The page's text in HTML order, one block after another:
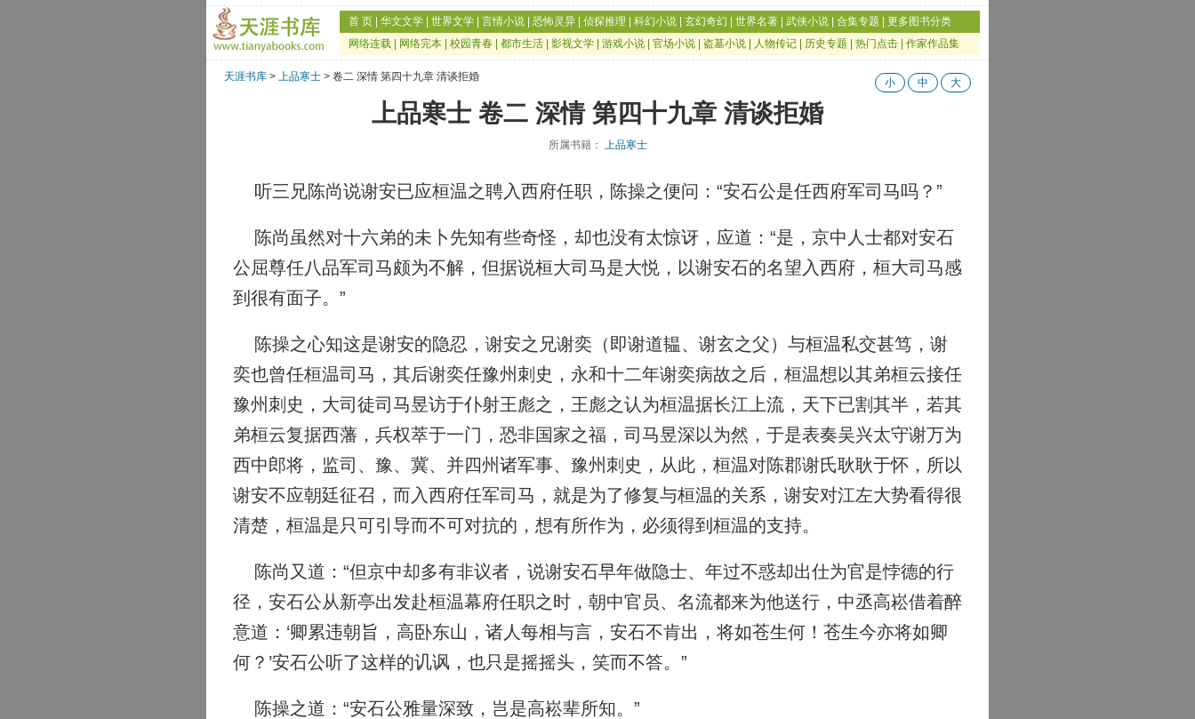
首 页 华文文学 世界文学 言情小说 恐怖灵异 侦探推理 科幻小说 玄幻奇幻 世界名著 武侠小说 合集专题
更多图书分类
网络连载
网络完本 校园青春 都市生活 影视文学 游戏小说 官场小说 盗墓小说 人物传记 历史专题 热门点击 作家作品集
天涯书库 > 上品寒士 > 卷二 深情 第四十九章 清谈拒婚 小 中 大
上品寒士 卷二 深情 第四十九章 清谈拒婚
所属书籍： 上品寒士
听三兄陈尚说谢安已应桓温之聘入西府任职，陈操之便问：“安石公是任西府军司马吗？”
陈尚虽然对十六弟的未卜先知有些奇怪，却也没有太惊讶，应道：“是，京中人士都对安石
公屈尊任八品军司马颇为不解，但据说桓大司马是大悦，以谢安石的名望入西府，桓大司马感
到很有面子。”
陈操之心知这是谢安的隐忍，谢安之兄谢奕（即谢道韫、谢玄之父）与桓温私交甚笃，谢
奕也曾任桓温司马，其后谢奕任豫州刺史，永和十二年谢奕病故之后，桓温想以其弟桓云接任
豫州刺史，大司徒司马昱访于仆射王彪之，王彪之认为桓温据长江上流，天下已割其半，若其
弟桓云复据西藩，兵权萃于一门，恐非国家之福，司马昱深以为然，于是表奏吴兴太守谢万为
西中郎将，监司、豫、冀、并四州诸军事、豫州刺史，从此，桓温对陈郡谢氏耿耿于怀，所以
谢安不应朝廷征召，而入西府任军司马，就是为了修复与桓温的关系，谢安对江左大势看得很
清楚，桓温是只可引导而不可对抗的，想有所作为，必须得到桓温的支持。
陈尚又道：“但京中却多有非议者，说谢安石早年做隐士、年过不惑却出仕为官是悖德的行
径，安石公从新亭出发赴桓温幕府任职之时，朝中官员、名流都来为他送行，中丞高崧借着醉
意道：‘卿累违朝旨，高卧东山，诸人每相与言，安石不肯出，将如苍生何！苍生今亦将如卿
何？’安石公听了这样的讥讽，也只是摇摇头，笑而不答。”
陈操之道：“安石公雅量深致，岂是高崧辈所知。”